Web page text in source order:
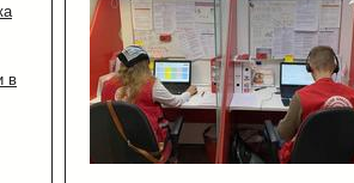
в